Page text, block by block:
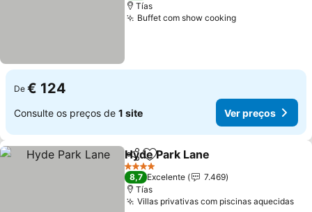
Tías
Buffet com show cookingVer preços
De € 124
Consulte os preços de 1 site Ver preços
PartilharAdicionar aos favoritos
Hyde Park Lane
4 Estrelas
8,7 Excelente
7.469
Tías
Villas privativas com piscinas aquecidas